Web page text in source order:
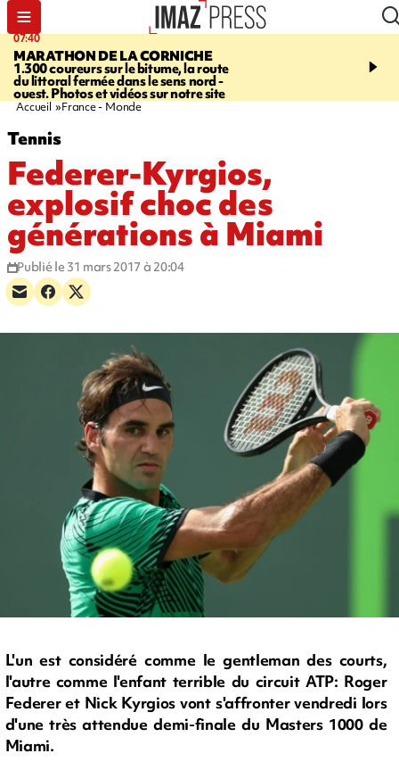
07:40
MARATHON DE LA CORNICHE
1.300 coureurs sur le bitume, la route
du littoral fermée dans le sens nord -
ouest. Photos et vidéos sur notre site
10:33
l’enfance - une
Accueil France - Monde
Tennis
Federer-Kyrgios,
explosif choc des
générations à Miami
Publié le 31 mars 2017 à 20:04
L'un est considéré comme le gentleman des courts,
l'autre comme l'enfant terrible du circuit ATP: Roger
Federer et Nick Kyrgios vont s'affronter vendredi lors
d'une très attendue demi-finale du Masters 1000 de
Miami.